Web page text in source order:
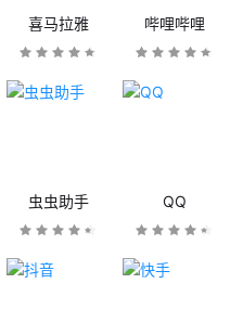
喜马拉雅 哔哩哔哩
虫虫助手 QQ